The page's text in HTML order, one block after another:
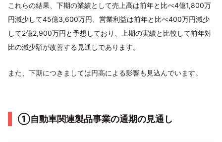
これらの結果、下期の業績として売上高は前年と比べ4億1,800万
円減少して45億3,600万円、営業利益は前年と比べ400万円減少
して2億2,900万円と予想しており、上期の実績と比較して前年対
比の減少額が改善する見通しであります。
また、下期につきましては円高による影響も見込んでいます。
①自動車関連製品事業の通期の見通し